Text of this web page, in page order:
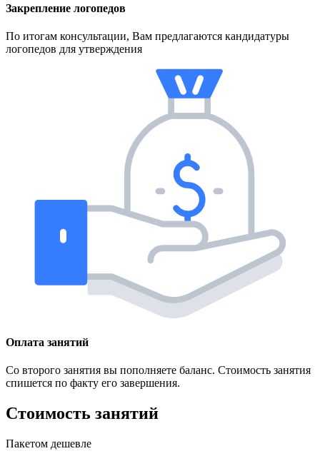
Закрепление логопедов
По итогам консультации, Вам предлагаются кандидатуры
логопедов для утверждения
Оплата занятий
Со второго занятия вы пополняете баланс. Стоимость занятия
спишется по факту его завершения.
Стоимость занятий
Пакетом дешевле